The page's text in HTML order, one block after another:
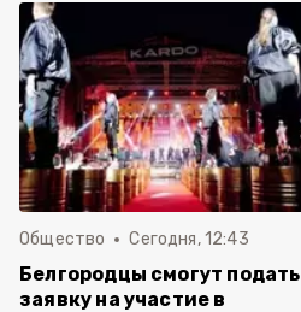
Общество Сегодня, 12:43
Белгородцы смогут подать
заявку на участие в